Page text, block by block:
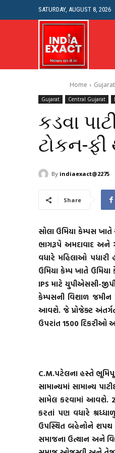
SATURDAY, AUGUST 8, 2026
Home Gujarat
Gujarat Central Gujarat
કડવા
ટોકન-ફી
By indiaexact@2275
Share
સોલા ઉમિયા કેમ્પસ ખાતે
ભાગરૂપે અમદાવાદ અને
વધારે મહિલાઓ પધારી
ઉમિયા કેમ્પ ખાતે ઉમિયા
IPS માટે યુપીએસસી-
કેમ્પસની વિશાળ જમીન
આવશે. જે પ્રોજેક્ટ
ઉપરાંત 1500 દિકરીઓ
C.M.પટેલના હસ્તે
​​​​સામાન્યમાં સામાન્ય
સામેલ કરવામાં આવશે.
કરતાં પણ વધારે
ઉપસ્થિત બહેનોને શપથ
સમાજના ઉત્થાન અને